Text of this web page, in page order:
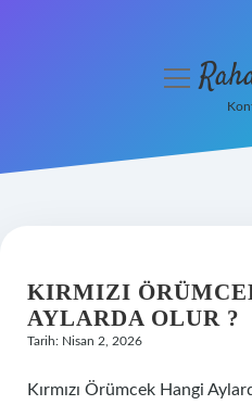
Hakkımızda
menüyü
KIRMIZI
AYLARDA OLUR ?
Tarih: Nisan 2, 2026
Kırmızı Örümcek Hangi